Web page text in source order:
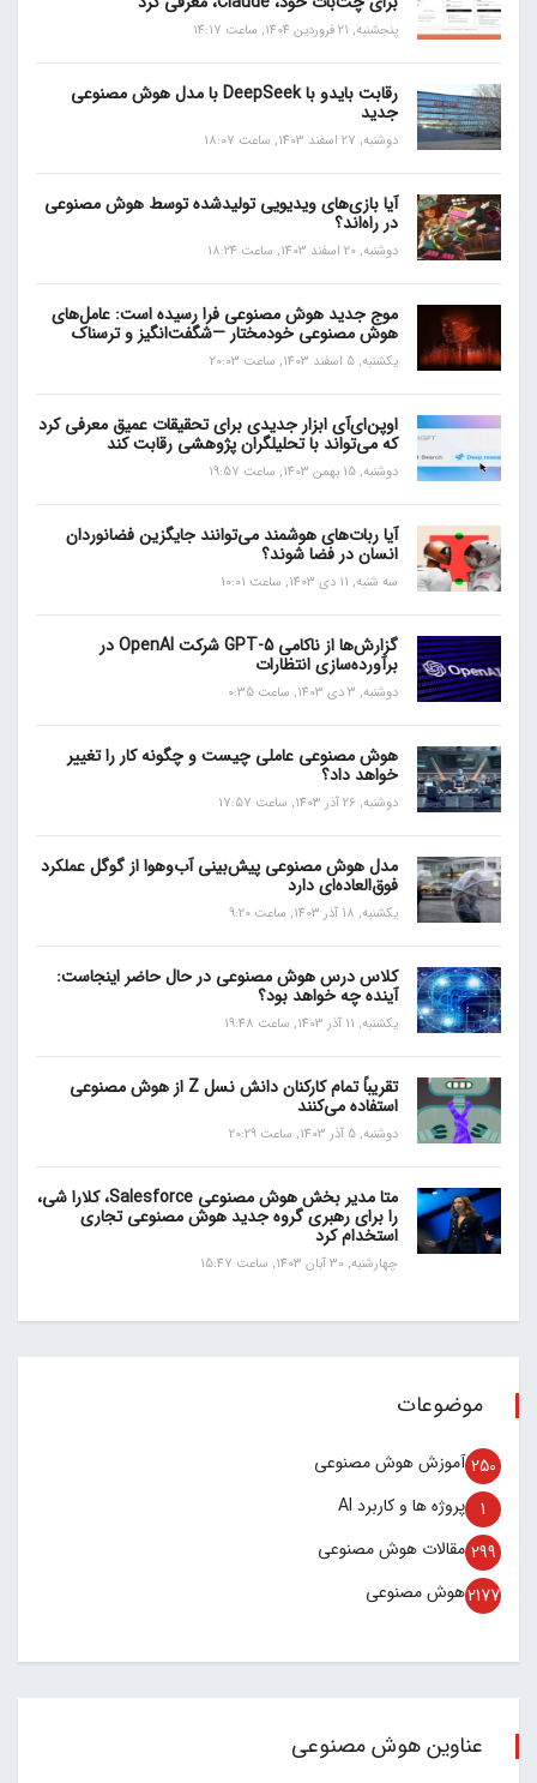
پنجشنبه, 21 فروردین 1404, ساعت 14:17
رقابت بایدو با DeepSeek با مدل هوش مصنوعی
جدید
دوشنبه, 27 اسفند 1403, ساعت 18:07
آیا بازی‌های ویدیویی تولیدشده توسط هوش مصنوعی
در راه‌اند؟
دوشنبه, 20 اسفند 1403, ساعت 18:24
موج جدید هوش مصنوعی فرا رسیده است: عامل‌های
هوش مصنوعی خودمختار —شگفت‌انگیز و ترسناک
یکشنبه, 5 اسفند 1403, ساعت 20:03
اوپن‌ای‌آی ابزار جدیدی برای تحقیقات عمیق معرفی کرد
که می‌تواند با تحلیلگران پژوهشی رقابت کند
دوشنبه, 15 بهمن 1403, ساعت 19:57
آیا ربات‌های هوشمند می‌توانند جایگزین فضانوردان
انسان در فضا شوند؟
سه شنبه, 11 دی 1403, ساعت 10:01
گزارش‌ها از ناکامی GPT-5 شرکت OpenAI در
برآورده‌سازی انتظارات
دوشنبه, 3 دی 1403, ساعت 0:35
هوش مصنوعی عاملی چیست و چگونه کار را تغییر
خواهد داد؟
دوشنبه, 26 آذر 1403, ساعت 17:57
مدل هوش مصنوعی پیش‌بینی آب‌و‌هوا از گوگل عملکرد
فوق‌العاده‌ای دارد
یکشنبه, 18 آذر 1403, ساعت 9:20
کلاس درس هوش مصنوعی در حال حاضر اینجاست:
آینده چه خواهد بود؟
یکشنبه, 11 آذر 1403, ساعت 19:48
تقریباً تمام کارکنان دانش نسل Z از هوش مصنوعی
استفاده می‌کنند
دوشنبه, 5 آذر 1403, ساعت 20:29
متا مدیر بخش هوش مصنوعی Salesforce، کلارا شی،
را برای رهبری گروه جدید هوش مصنوعی تجاری
استخدام کرد
چهارشنبه, 30 آبان 1403, ساعت 15:47
موضوعات
آموزش هوش مصنوعی 250
پروژه ها و کاربرد AI 1
مقالات هوش مصنوعی 299
هوش مصنوعی2177
عناوین هوش مصنوعی